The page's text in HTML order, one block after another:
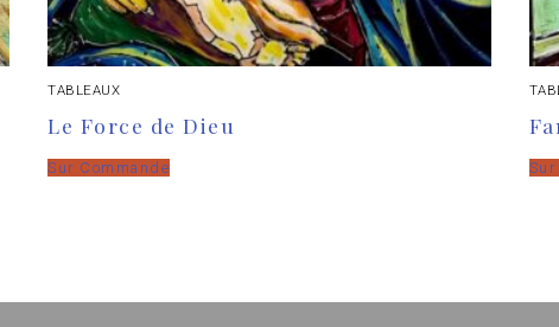
TABLEAUX
Le Force de Dieu
Sur Commande